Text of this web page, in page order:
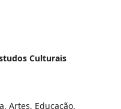
Culturais
Artes, Educação,